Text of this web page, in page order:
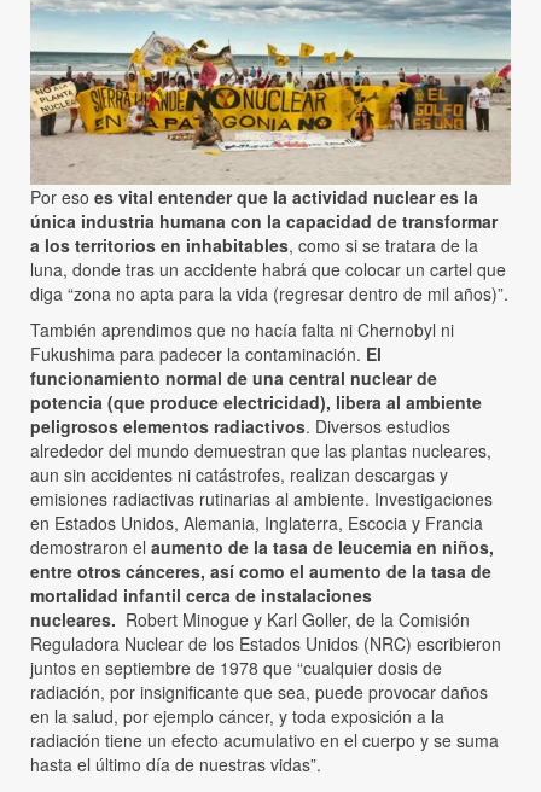
Por eso es vital entender que la actividad nuclear es la
única industria humana con la capacidad de transformar
a los territorios en inhabitables, como si se tratara de la
luna, donde tras un accidente habrá que colocar un cartel que
diga “zona no apta para la vida (regresar dentro de mil años)”.
También aprendimos que no hacía falta ni Chernobyl ni
Fukushima para padecer la contaminación. El
funcionamiento normal de una central nuclear de
potencia (que produce electricidad), libera al ambiente
peligrosos elementos radiactivos. Diversos estudios
alrededor del mundo demuestran que las plantas nucleares,
aun sin accidentes ni catástrofes, realizan descargas y
emisiones radiactivas rutinarias al ambiente. Investigaciones
en Estados Unidos, Alemania, Inglaterra, Escocia y Francia
demostraron el aumento de la tasa de leucemia en niños,
entre otros cánceres, así como el aumento de la tasa de
mortalidad infantil cerca de instalaciones
nucleares. Robert Minogue y Karl Goller, de la Comisión
Reguladora Nuclear de los Estados Unidos (NRC) escribieron
juntos en septiembre de 1978 que “cualquier dosis de
radiación, por insignificante que sea, puede provocar daños
en la salud, por ejemplo cáncer, y toda exposición a la
radiación tiene un efecto acumulativo en el cuerpo y se suma
hasta el último día de nuestras vidas”.